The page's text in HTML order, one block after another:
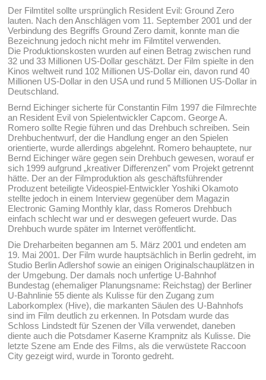
Der Filmtitel sollte ursprünglich Resident Evil: Ground Zero
lauten. Nach den Anschlägen vom 11. September 2001 und der
Verbindung des Begriffs Ground Zero damit, konnte man die
Bezeichnung jedoch nicht mehr im Filmtitel verwenden.
Die Produktionskosten wurden auf einen Betrag zwischen rund
32 und 33 Millionen US-Dollar geschätzt. Der Film spielte in den
Kinos weltweit rund 102 Millionen US-Dollar ein, davon rund 40
Millionen US-Dollar in den USA und rund 5 Millionen US-Dollar in
Deutschland.
Bernd Eichinger sicherte für Constantin Film 1997 die Filmrechte
an Resident Evil von Spielentwickler Capcom. George A.
Romero sollte Regie führen und das Drehbuch schreiben. Sein
Drehbuchentwurf, der die Handlung enger an den Spielen
orientierte, wurde allerdings abgelehnt. Romero behauptete, nur
Bernd Eichinger wäre gegen sein Drehbuch gewesen, worauf er
sich 1999 aufgrund „kreativer Differenzen” vom Projekt getrennt
hätte. Der an der Filmproduktion als geschäftsführender
Produzent beteiligte Videospiel-Entwickler Yoshiki Okamoto
stellte jedoch in einem Interview gegenüber dem Magazin
Electronic Gaming Monthly klar, dass Romeros Drehbuch
einfach schlecht war und er deswegen gefeuert wurde. Das
Drehbuch wurde später im Internet veröffentlicht.
Die Dreharbeiten begannen am 5. März 2001 und endeten am
19. Mai 2001. Der Film wurde hauptsächlich in Berlin gedreht, im
Studio Berlin Adlershof sowie an einigen Originalschauplätzen in
der Umgebung. Der damals noch unfertige U-Bahnhof
Bundestag (ehemaliger Planungsname: Reichstag) der Berliner
U-Bahnlinie 55 diente als Kulisse für den Zugang zum
Laborkomplex (Hive), die markanten Säulen des U-Bahnhofs
sind im Film deutlich zu erkennen. In Potsdam wurde das
Schloss Lindstedt für Szenen der Villa verwendet, daneben
diente auch die Potsdamer Kaserne Krampnitz als Kulisse. Die
letzte Szene am Ende des Films, als die verwüstete Raccoon
City gezeigt wird, wurde in Toronto gedreht.